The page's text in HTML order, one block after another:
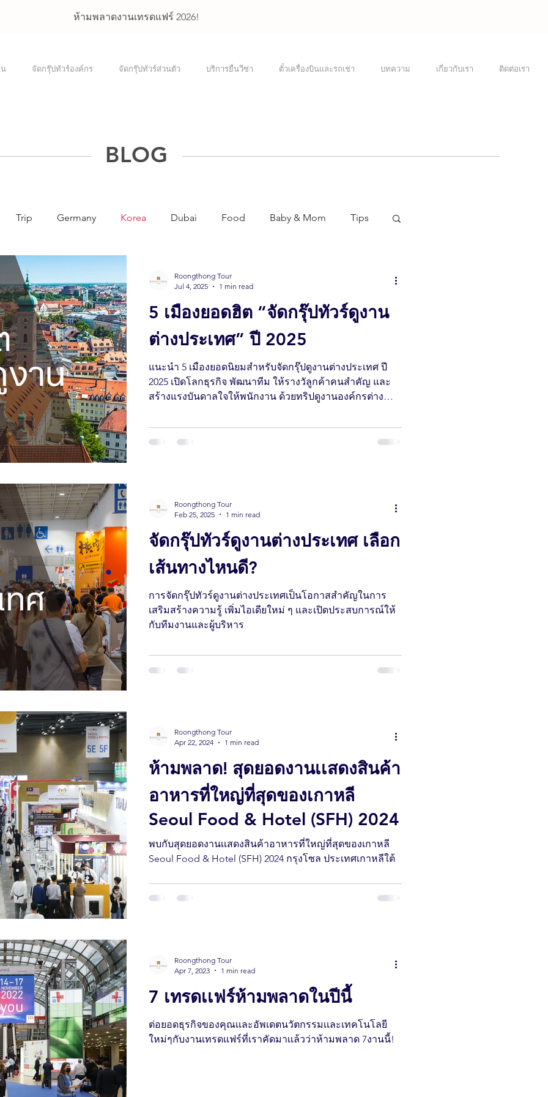
ห้ามพลาดงานเทรดแฟร์ 2026!
น จัดกรุ๊ปทัวร์องค์กร จัดกรุ๊ปทัวร์ส่วนตัว บริการยื่นวีซ่า ตั๋วเครื่องบินเเละรถเช่า บทความ เกี่ยวกับเรา ติดต่อเรา
BLOG
Trip Germany Korea Dubai Food Baby & Mom Tips
5 เมืองยอดฮิต “จัดกรุ๊ปทัวร์ดูงาน
ต่างประเทศ” ปี 2025
แนะนำ 5 เมืองยอดนิยมสำหรับจัดกรุ๊ปดูงานต่างประเทศ ปี
2025 เปิดโลกธุรกิจ พัฒนาทีม ให้รางวัลูกค้าคนสำคัญ และ
สร้างแรงบันดาลใจให้พนักงาน ด้วยทริปดูงานองค์กรต่าง
Roongthong Tour
Jul 4, 2025
1 min read
จัดกรุ๊ปทัวร์ดูงานต่างประเทศ เลือก
เส้นทางไหนดี?
การจัดกรุ๊ปทัวร์ดูงานต่างประเทศเป็นโอกาสสำคัญในการ
เสริมสร้างความรู้ เพิ่มไอเดียใหม่ ๆ และเปิดประสบการณ์ให้
กับทีมงานและผู้บริหาร
Roongthong Tour
Feb 25, 2025
1 min read
ห้ามพลาด! สุดยอดงานเเสดงสินค้า
อาหารที่ใหญ่ที่สุดของเกาหลี
Seoul Food & Hotel (SFH) 2024
พบกับสุดยอดงานเเสดงสินค้าอาหารที่ใหญ่ที่สุดของเกาหลี
Seoul Food & Hotel (SFH) 2024 กรุงโซล ประเทศเกาหลีใต้
Roongthong Tour
Apr 22, 2024
1 min read
7 เทรดเเฟร์ห้ามพลาดในปีนี้
ต่อยอดธุรกิจของคุณ​เเละอัพเดตนวัตกรรมเเละเทคโนโลยี
ใหม่ๆกับงานเทรดเเฟร์ที่เราคัดมาเเล้วว่าห้ามพลาด 7งานนี้!
Roongthong Tour
Apr 7, 2023
1 min read